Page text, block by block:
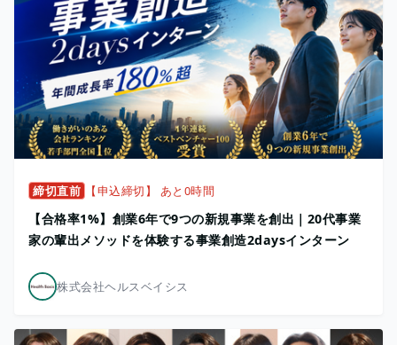
締切直前 【申込締切】 あと0時間
【合格率1%】創業6年で9つの新規事業を創出｜20代事業
家の輩出メソッドを体験する事業創造2daysインターン
株式会社ヘルスベイシス